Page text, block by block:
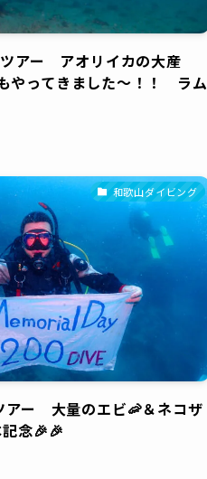
アー アオリイカの大産
やってきました～！！ ラム
和歌山ダイビング
ー 大量のエビ🦐＆ネコザ
念🎉🎉